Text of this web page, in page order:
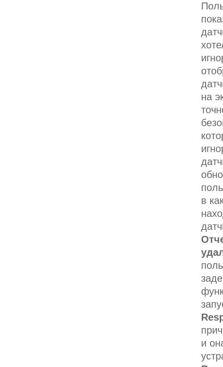
на
в
и